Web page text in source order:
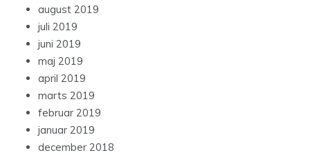
august 2019
juli 2019
juni 2019
maj 2019
april 2019
marts 2019
februar 2019
januar 2019
december 2018